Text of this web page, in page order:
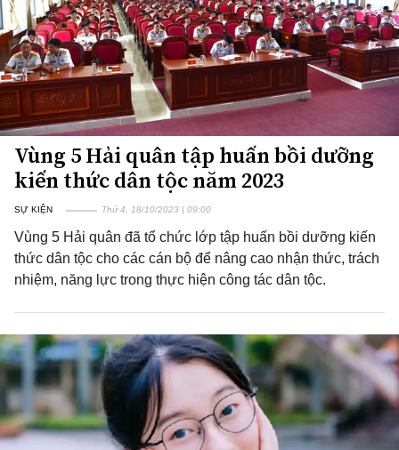
Vùng 5 Hải quân tập huấn bồi dưỡng
kiến thức dân tộc năm 2023
SỰ KIỆN Thứ 4, 18/10/2023 | 09:00
Vùng 5 Hải quân đã tổ chức lớp tập huấn bồi dưỡng kiến
thức dân tộc cho các cán bộ để nâng cao nhận thức, trách
nhiệm, năng lực trong thực hiện công tác dân tộc.